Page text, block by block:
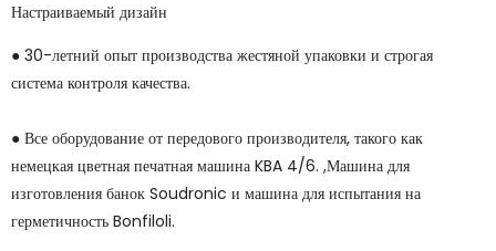
Настраиваемый дизайн
● 30-летний опыт производства жестяной упаковки и строгая
система контроля качества.
● Все оборудование от передового производителя, такого как
немецкая цветная печатная машина KBA 4/6. ,Машина для
изготовления банок Soudronic и машина для испытания на
герметичность Bonfiloli.